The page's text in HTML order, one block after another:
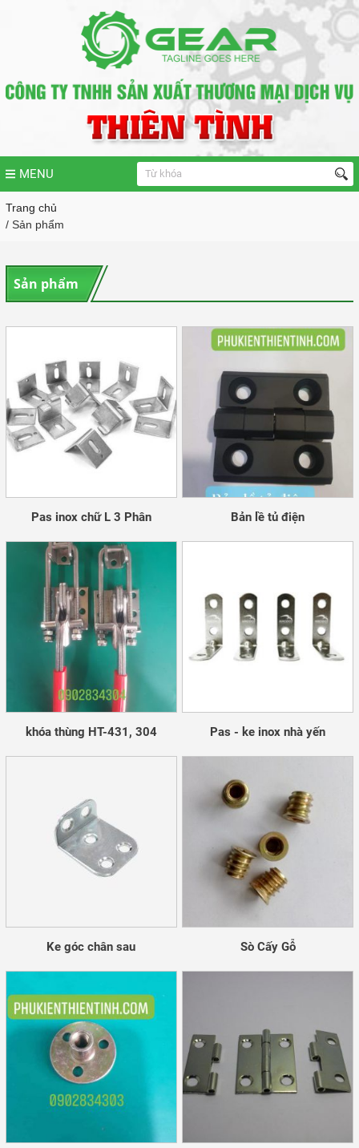
MENU
Trang chủ
/ Sản phẩm
Sản phẩm
Pas inox chữ L 3 Phân Bản lề tủ điện
khóa thùng HT-431, 304 Pas - ke inox nhà yến
Ke góc chân sau Sò Cấy Gỗ